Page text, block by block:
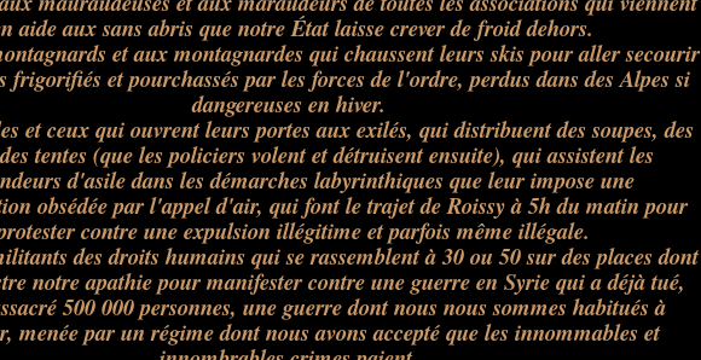
aide aux sans abris que notre État laisse crever de froid dehors.
et aux montagnardes qui chaussent leurs skis pour aller secourir
frigorifiés et pourchassés par les forces de l'ordre, perdus dans des Alpes si
dangereuses en hiver.
et ceux qui ouvrent leurs portes aux exilés, qui distribuent des soupes, des
tentes (que les policiers volent et détruisent ensuite), qui assistent les
d'asile dans les démarches labyrinthiques que leur impose une
obsédée par l'appel d'air, qui font le trajet de Roissy à 5h du matin pour
contre une expulsion illégitime et parfois même illégale.
des droits humains qui se rassemblent à 30 ou 50 sur des places dont
notre apathie pour manifester contre une guerre en Syrie qui a déjà tué,
500 000 personnes, une guerre dont nous nous sommes habitués à
menée par un régime dont nous avons accepté que les innommables et